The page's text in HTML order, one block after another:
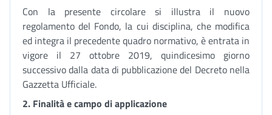
Con la presente circolare si illustra il nuovo
regolamento del Fondo, la cui disciplina, che modifica
ed integra il precedente quadro normativo, è entrata in
vigore il 27 ottobre 2019, quindicesimo giorno
successivo dalla data di pubblicazione del Decreto nella
Gazzetta Ufficiale.
2. Finalità e campo di applicazione